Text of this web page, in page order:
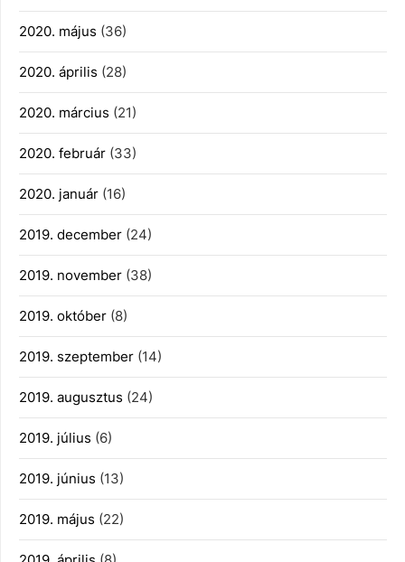
2020. május (36)
2020. április (28)
2020. március (21)
2020. február (33)
2020. január (16)
2019. december (24)
2019. november (38)
2019. október (8)
2019. szeptember (14)
2019. augusztus (24)
2019. július (6)
2019. június (13)
2019. május (22)